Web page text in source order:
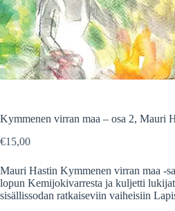
Kymmenen virran maa – osa 2, Mauri
€15,00
Mauri Hastin Kymmenen virran maa -
lopun Kemijokivarresta ja kuljetti
sisällissodan ratkaiseviin vaiheisiin